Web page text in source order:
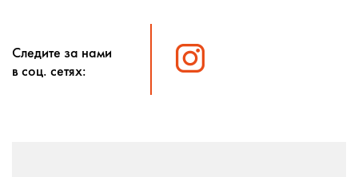
Следите за нами
в соц. сетях: